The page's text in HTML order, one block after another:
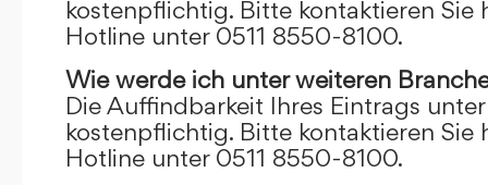
kostenpflichtig. Bitte kontaktieren Sie
Hotline unter 0511 8550-8100.
Wie werde ich unter weiteren
Die Auffindbarkeit Ihres Eintrags
kostenpflichtig. Bitte kontaktieren Sie
Hotline unter 0511 8550-8100.